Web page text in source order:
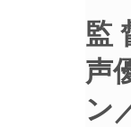
監
声
ン